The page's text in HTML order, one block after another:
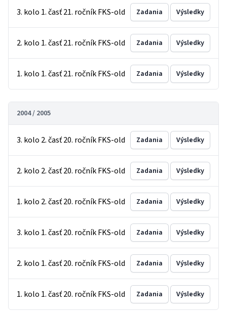
3. kolo 1. časť 21. ročník FKS-old Zadania Výsledky
2. kolo 1. časť 21. ročník FKS-old Zadania Výsledky
1. kolo 1. časť 21. ročník FKS-old Zadania Výsledky
2004 / 2005
3. kolo 2. časť 20. ročník FKS-old Zadania Výsledky
2. kolo 2. časť 20. ročník FKS-old Zadania Výsledky
1. kolo 2. časť 20. ročník FKS-old Zadania Výsledky
3. kolo 1. časť 20. ročník FKS-old Zadania Výsledky
2. kolo 1. časť 20. ročník FKS-old Zadania Výsledky
1. kolo 1. časť 20. ročník FKS-old Zadania Výsledky